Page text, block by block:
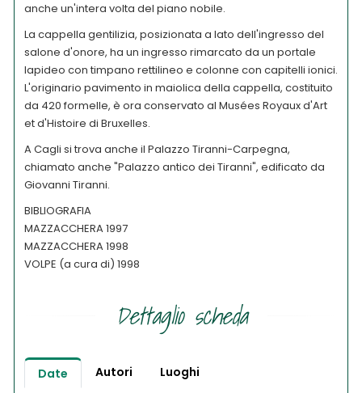
anche un'intera volta del piano nobile.
La cappella gentilizia, posizionata a lato dell'ingresso del
salone d'onore, ha un ingresso rimarcato da un portale
lapideo con timpano rettilineo e colonne con capitelli ionici.
L'originario pavimento in maiolica della cappella, costituito
da 420 formelle, è ora conservato al Musées Royaux d'Art
et d'Histoire di Bruxelles.
A Cagli si trova anche il Palazzo Tiranni-Carpegna,
chiamato anche "Palazzo antico dei Tiranni", edificato da
Giovanni Tiranni.
BIBLIOGRAFIA
MAZZACCHERA 1997
MAZZACCHERA 1998
VOLPE (a cura di) 1998
Dettaglio scheda
Date Autori
Luoghi